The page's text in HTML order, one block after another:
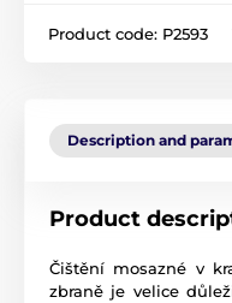
Product code: P2593
Description and
Product
Čištění mosazné v
zbraně je velice